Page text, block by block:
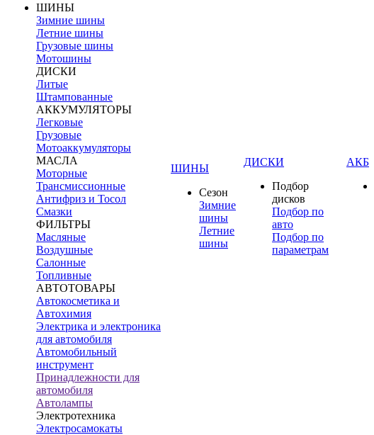
ШИНЫ
Зимние шины
Летние шины
Грузовые шины
Мотошины
ДИСКИ
Литые
Штампованные
АККУМУЛЯТОРЫ
Легковые
Грузовые
Мотоаккумуляторы
МАСЛА
Моторные
Трансмиссионные
Антифриз и Тосол
Смазки
ФИЛЬТРЫ
Масляные
Воздушные
Салонные
Топливные
АВТОТОВАРЫ
Автокосметика и
Автохимия
Электрика и электроника
для автомобиля
Автомобильный
инструмент
Принадлежности для
автомобиля
Автолампы
Электротехника
Электросамокаты
ШИНЫ
Сезон
Зимние
шины
Летние
шины
ДИСКИ
Подбор
дисков
Подбор по
авто
Подбор по
параметрам
АКБ